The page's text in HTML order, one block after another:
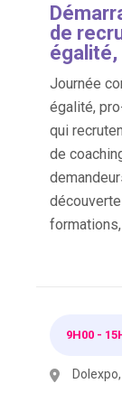
de
Journée
égalité,
qui
de
9H00 -